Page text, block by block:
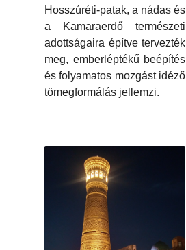
Hosszúréti-patak, a nádas és
a Kamaraerdő természeti
adottságaira építve tervezték
meg, emberléptékű beépítés
és folyamatos mozgást idéző
tömegformálás jellemzi.